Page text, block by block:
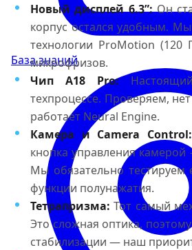
База знаний
Новый дисплей 6.3”:Он
корпус остался удобным.
технологии ProMotion (120
микрофризов.
Чип A18 Pro:
техпроцессе. Проверяем,
работает Neural Engine.
Камера и Camera Control:
кнопка управления
Мы обязательно тестируем
функции полунажатия.
Тетрапризма: Тот самый
Это сложная оптика,
стабилизации — наш